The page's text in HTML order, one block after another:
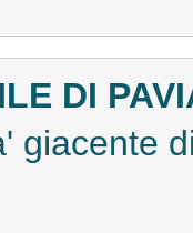
DI
giacente